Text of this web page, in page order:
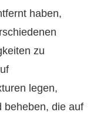
haben,
zu
legen,
beheben, die auf